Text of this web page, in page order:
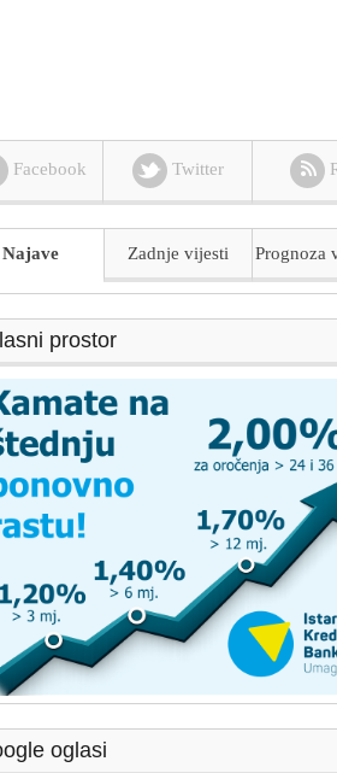
Facebook Twitter
Najave Zadnje vijesti Prognoza
prostor
oglasi